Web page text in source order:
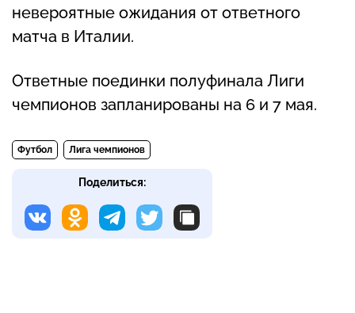
невероятные ожидания от ответного
матча в Италии.
Ответные поединки полуфинала Лиги
чемпионов запланированы на 6 и 7 мая.
Футбол Лига чемпионов
Поделиться: